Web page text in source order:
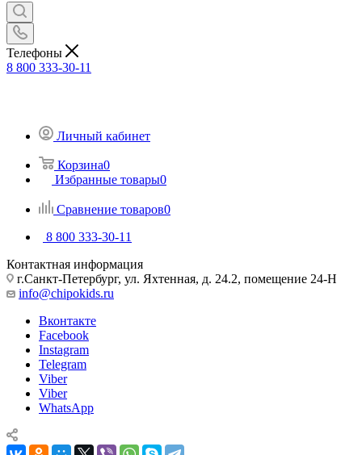
Телефоны
8 800 333-30-11
Личный кабинет
Корзина0
Избранные товары0
Сравнение товаров0
8 800 333-30-11
Контактная информация
г.Санкт-Петербург, ул. Яхтенная, д. 24.2, помещение 24-Н
info@chipokids.ru
Вконтакте
Facebook
Instagram
Telegram
Viber
Viber
WhatsApp